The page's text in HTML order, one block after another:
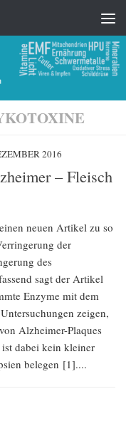
2016
– Fleisch
neuen Artikel zu so
der
des
sagt der Artikel
Enzyme mit dem
zeigen,
Alzheimer-Plaques
dabei kein kleiner
belegen [1]....